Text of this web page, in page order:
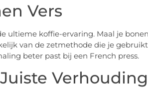
Vers
ultieme koffie-ervaring. Maal je
van de zetmethode die je
beter past bij een French press.